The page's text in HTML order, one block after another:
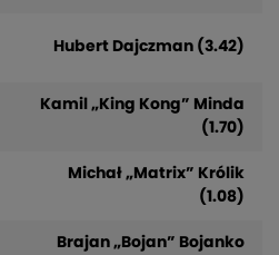
Hubert Dajczman (3.42)
Kamil „King Kong” Minda
(1.70)
Michał „Matrix” Królik
(1.08)
Brajan „Bojan” Bojanko